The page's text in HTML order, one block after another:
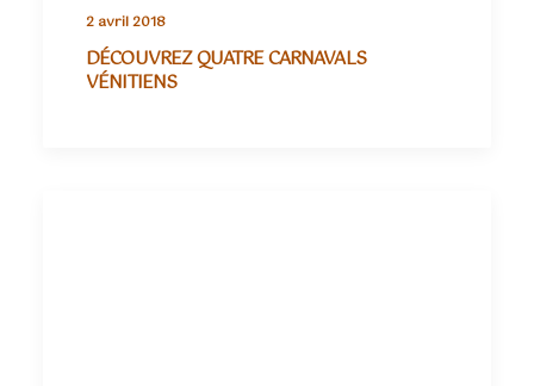
2 avril 2018
DÉCOUVREZ QUATRE CARNAVALS
VÉNITIENS